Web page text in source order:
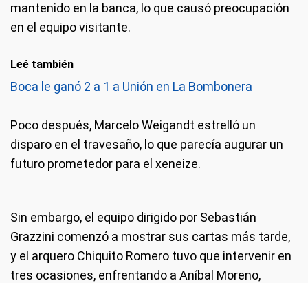
mantenido en la banca, lo que causó preocupación
en el equipo visitante.
Leé también
Boca le ganó 2 a 1 a Unión en La Bombonera
Poco después, Marcelo Weigandt estrelló un
disparo en el travesaño, lo que parecía augurar un
futuro prometedor para el xeneize.
Sin embargo, el equipo dirigido por Sebastián
Grazzini comenzó a mostrar sus cartas más tarde,
y el arquero Chiquito Romero tuvo que intervenir en
tres ocasiones, enfrentando a Aníbal Moreno,